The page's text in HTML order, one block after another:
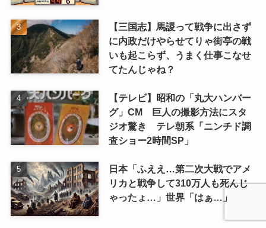
【三国志】馬謖って戦争に出さず
に内政だけやらせてりゃ街亭の戦
いも起こらず、うまく仕事こなせ
てたんじゃね？
【テレビ】昭和の「丸大ハンバー
グ」CM 巨人の撮影方法にスタ
ジオ驚き テレ朝系「ニンチド調
査ショー2時間SP」
日本「ふええ…第二次大戦でアメ
リカと戦争して310万人も死んじ
ゃったょ…」世界「はぁ…」